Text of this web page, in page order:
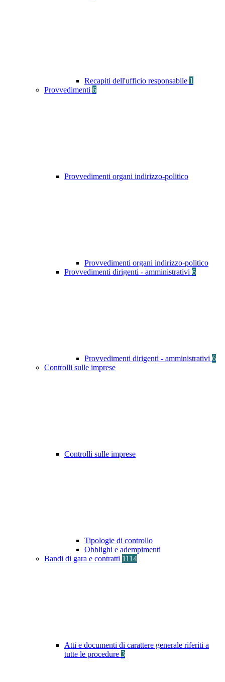
Recapiti dell'ufficio responsabile 1
Provvedimenti 6
Provvedimenti organi indirizzo-politico
Provvedimenti organi indirizzo-politico
Provvedimenti dirigenti - amministrativi 6
Provvedimenti dirigenti - amministrativi 6
Controlli sulle imprese
Controlli sulle imprese
Tipologie di controllo
Obblighi e adempimenti
Bandi di gara e contratti 1114
Atti e documenti di carattere generale riferiti a
tutte le procedure 3